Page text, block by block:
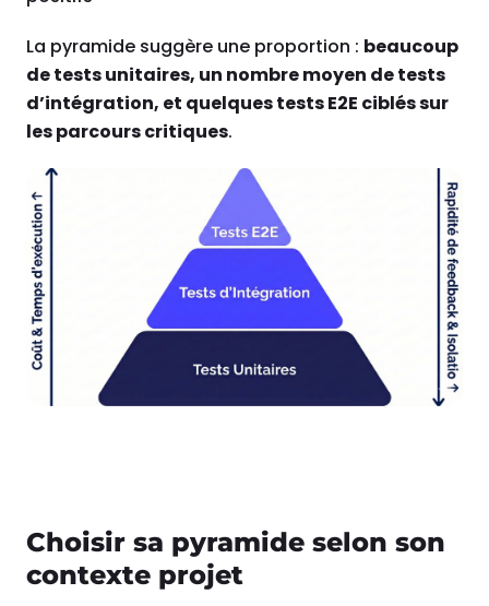
La pyramide suggère une proportion : beaucoup
de tests unitaires, un nombre moyen de tests
d’intégration, et quelques tests E2E ciblés sur
les parcours critiques.
Choisir sa pyramide selon son
contexte projet